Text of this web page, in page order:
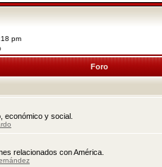
pm
Foro
económico y social.
relacionados con América.